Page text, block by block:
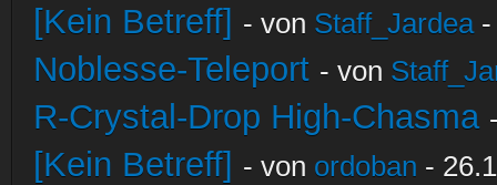
[Kein Betreff] - von Staff_Jardea-
Noblesse-Teleport - von
R-Crystal-Drop High-Chasma
[Kein Betreff] - von ordoban -